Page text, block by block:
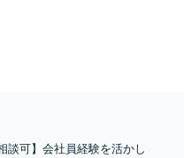
談可】会社員経験を活かし